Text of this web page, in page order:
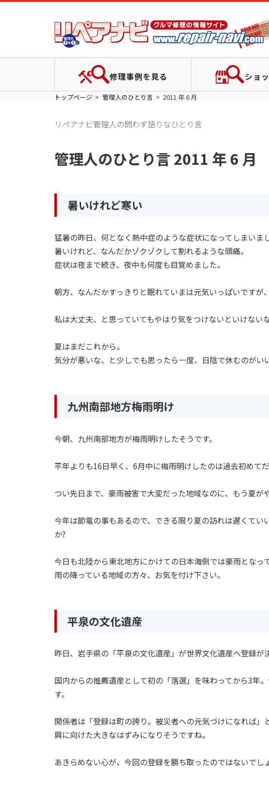
修理事例を見る ショ
トップページ 管理人のひとり言 2011 年 6 月
リペアナビ管理人の問わず語りなひとり言
管理人のひとり言 2011 年 6 月
暑いけれど寒い
猛暑の昨日、何となく熱中症のような症状になってしまいま
暑いけれど、なんだかゾクゾクして割れるような頭痛。
症状は夜まで続き、夜中も何度も目覚めました。
朝方、なんだかすっきりと眠れていまは元気いっぱいですが
私は大丈夫、と思っていてもやはり気をつけないといけない
夏はまだこれから。
気分が悪いな、と少しでも思ったら一度、日陰で休むのがい
九州南部地方梅雨明け
今朝、九州南部地方が梅雨明けしたそうです。
平年よりも16日早く、6月中に梅雨明けしたのは過去初めてだ
つい先日まで、豪雨被害で大変だった地域なのに、もう夏が
今年は節電の事もあるので、できる限り夏の訪れは遅くて
か?
今日も北陸から東北地方にかけての日本海側では豪雨となっ
雨の降っている地域の方々、お気を付け下さい。
平泉の文化遺産
昨日、岩手県の「平泉の文化遺産」が世界文化遺産へ登録が
国内からの推薦遺産として初の「落選」を味わってから3年
す。
関係者は「登録は町の誇り。被災者への元気づけになれば
興に向けた大きなはずみになりそうですね。
あきらめない心が、今回の登録を勝ち取ったのではないでし